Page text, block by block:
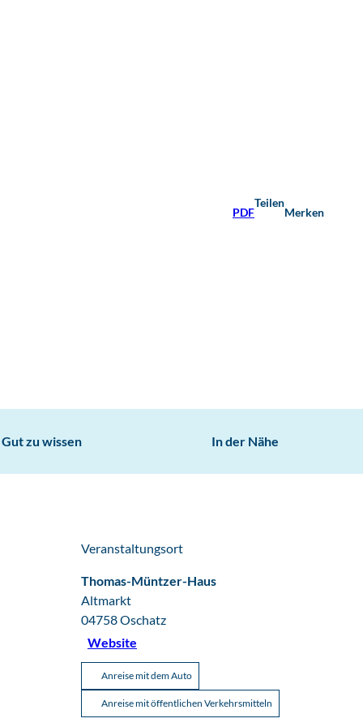
PDF
Teilen
Merken
Gut zu wissen In der Nähe
Veranstaltungsort
Thomas-Müntzer-Haus
Altmarkt
04758Oschatz
Website
Anreise mit dem Auto
Anreise mit öffentlichen Verkehrsmitteln